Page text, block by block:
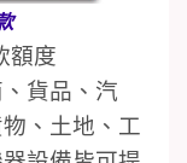
額度
貨品、汽
、土地、工